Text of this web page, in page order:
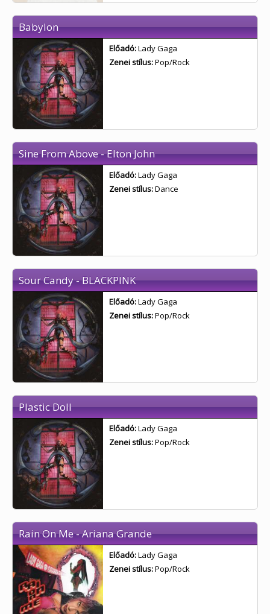
Babylon
Előadó:Lady Gaga
Zenei stílus:Pop/Rock
Sine From Above - Elton John
Előadó:Lady Gaga
Zenei stílus:Dance
Sour Candy - BLACKPINK
Előadó:Lady Gaga
Zenei stílus:Pop/Rock
Plastic Doll
Előadó:Lady Gaga
Zenei stílus:Pop/Rock
Rain On Me - Ariana Grande
Előadó:Lady Gaga
Zenei stílus:Pop/Rock